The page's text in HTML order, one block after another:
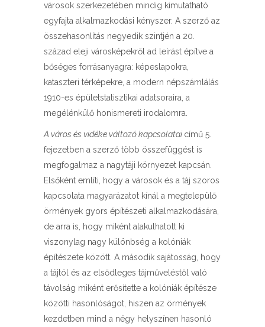
városok szerkezetében mindig kimutatható
egyfajta alkalmazkodási kényszer. A szerző az
összehasonlítás negyedik szintjén a 20.
század eleji városképekről ad leírást építve a
bőséges forrásanyagra: képeslapokra,
kataszteri térképekre, a modern népszámlálás
1910-es épületstatisztikai adatsoraira, a
megélénkülő honismereti irodalomra.
A város és vidéke változó kapcsolatai című 5.
fejezetben a szerző több összefüggést is
megfogalmaz a nagytáji környezet kapcsán.
Elsőként említi, hogy a városok és a táj szoros
kapcsolata magyarázatot kínál a megtelepülő
örmények gyors építészeti alkalmazkodására,
de arra is, hogy miként alakulhatott ki
viszonylag nagy különbség a kolóniák
építészete között. A második sajátosság, hogy
a tájtól és az elsődleges tájműveléstől való
távolság miként erősítette a kolóniák építésze
közötti hasonlóságot, hiszen az örmények
kezdetben mind a négy helyszínen hasonló